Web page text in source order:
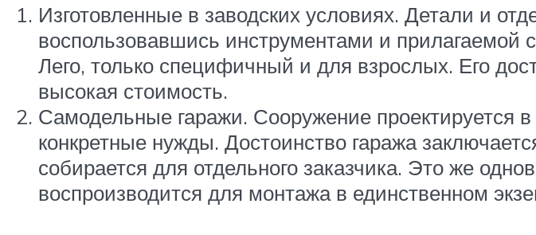
Изготовленные в заводских условиях. Детали и
воспользовавшись инструментами и прилагаемой
Лего, только специфичный и для взрослых. Его
высокая стоимость.
Самодельные гаражи. Сооружение проектируется
конкретные нужды. Достоинство гаража
собирается для отдельного заказчика. Это же
воспроизводится для монтажа в единственном